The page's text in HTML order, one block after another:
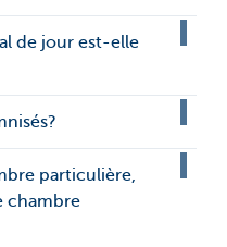
de jour est-elle
particulière,
chambre